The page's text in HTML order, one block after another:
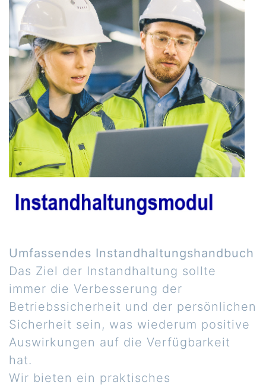
Umfassendes Instandhaltungshandbuch
Das Ziel der Instandhaltung sollte
immer die Verbesserung der
Betriebssicherheit und der persönlichen
Sicherheit sein, was wiederum positive
Auswirkungen auf die Verfügbarkeit
hat.
Wir bieten ein praktisches